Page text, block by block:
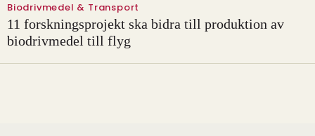
Biodrivmedel & Transport
11 forskningsprojekt ska bidra till produktion av
biodrivmedel till flyg